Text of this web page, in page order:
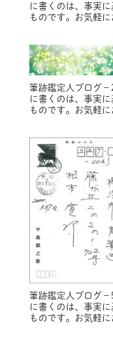
に書くのは、事実
ものです。お気軽
筆跡鑑定人ブログ
に書くのは、事実
ものです。お気軽
筆跡鑑定人ブログ
に書くのは、事実
ものです。お気軽